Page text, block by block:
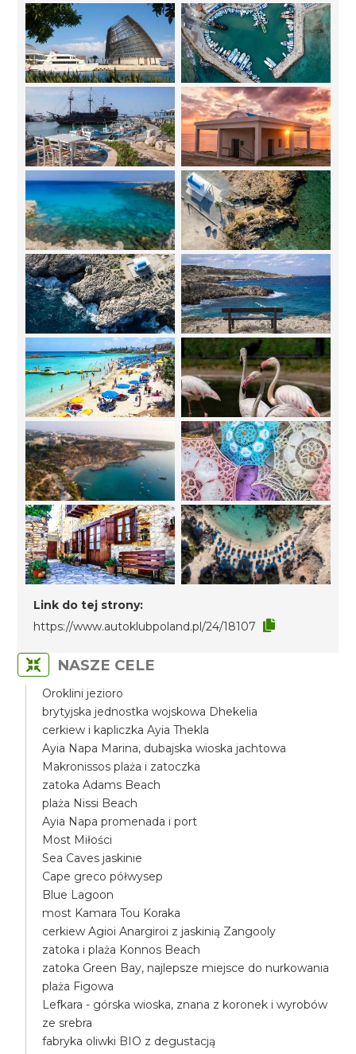
Link do tej strony:
https://www.autoklubpoland.pl/24/18107
NASZE CELE
Oroklini jezioro
brytyjska jednostka wojskowa Dhekelia
cerkiew i kapliczka Ayia Thekla
Ayia Napa Marina, dubajska wioska jachtowa
Makronissos plaża i zatoczka
zatoka Adams Beach
plaża Nissi Beach
Ayia Napa promenada i port
Most Miłości
Sea Caves jaskinie
Cape greco półwysep
Blue Lagoon
most Kamara Tou Koraka
cerkiew Agioi Anargiroi z jaskinią Zangooly
zatoka i plaża Konnos Beach
zatoka Green Bay, najlepsze miejsce do nurkowania
plaża Figowa
Lefkara - górska wioska, znana z koronek i wyrobów
ze srebra
fabryka oliwki BIO z degustacją